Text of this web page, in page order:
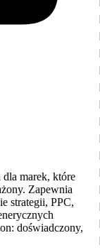
dla marek, które
Zapewnia
strategii, PPC,
doświadczony,